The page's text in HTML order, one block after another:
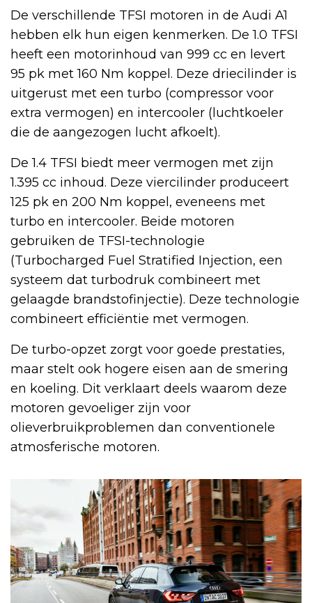
De verschillende TFSI motoren in de Audi A1
hebben elk hun eigen kenmerken. De 1.0 TFSI
heeft een motorinhoud van 999 cc en levert
95 pk met 160 Nm koppel. Deze driecilinder is
uitgerust met een turbo (compressor voor
extra vermogen) en intercooler (luchtkoeler
die de aangezogen lucht afkoelt).
De 1.4 TFSI biedt meer vermogen met zijn
1.395 cc inhoud. Deze viercilinder produceert
125 pk en 200 Nm koppel, eveneens met
turbo en intercooler. Beide motoren
gebruiken de TFSI-technologie
(Turbocharged Fuel Stratified Injection, een
systeem dat turbodruk combineert met
gelaagde brandstofinjectie). Deze technologie
combineert efficiëntie met vermogen.
De turbo-opzet zorgt voor goede prestaties,
maar stelt ook hogere eisen aan de smering
en koeling. Dit verklaart deels waarom deze
motoren gevoeliger zijn voor
olieverbruikproblemen dan conventionele
atmosferische motoren.